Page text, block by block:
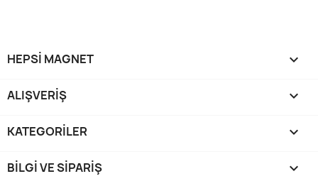
HEPSI MAGNET 
ALIŞVERIŞ 
KATEGORILER 
BILGI VE SIPARIŞ 